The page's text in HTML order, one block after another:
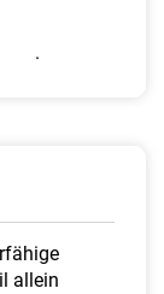
.
allein